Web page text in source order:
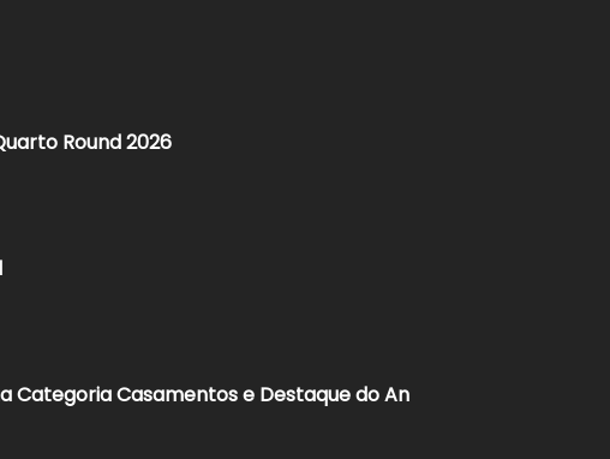
Round 2026
Categoria Casamentos e Destaque do An